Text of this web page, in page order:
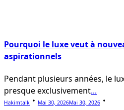
Pourquoi le luxe veut à
aspirationnels
Pendant plusieurs années, le
presque exclusivement...
Hakimtalk Mai 30, 2026Mai 30, 2026